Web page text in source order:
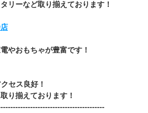
リーなど取り揃えております！
やおもちゃが豊富です！
セス良好！
り揃えております！